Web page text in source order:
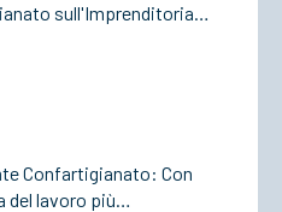
sull'Imprenditoria…
Confartigianato: Con
del lavoro più…